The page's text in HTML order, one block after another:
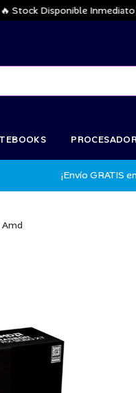
Disponible Inmediato 📦
¡Envío GRATIS
Amd